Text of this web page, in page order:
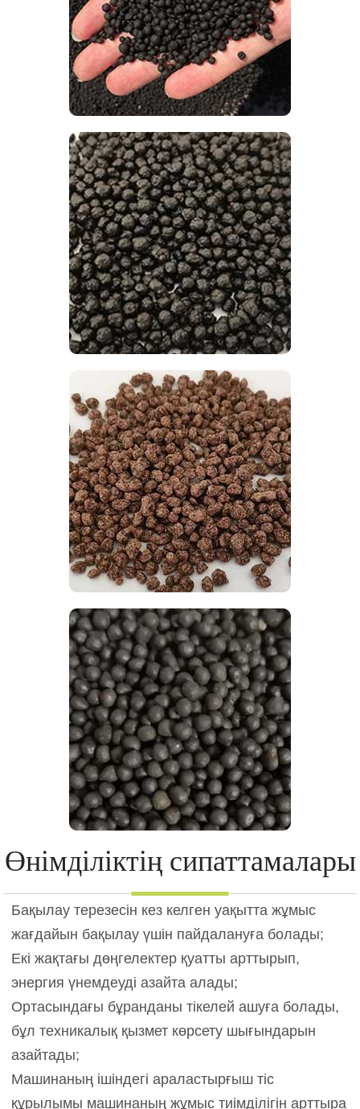
Өнімділіктің сипаттамалары
Бақылау терезесін кез келген уақытта жұмыс
жағдайын бақылау үшін пайдалануға болады;
Екі жақтағы дөңгелектер қуатты арттырып,
энергия үнемдеуді азайта алады;
Ортасындағы бұранданы тікелей ашуға болады,
бұл техникалық қызмет көрсету шығындарын
азайтады;
Машинаның ішіндегі араластырғыш тіс
құрылымы машинаның жұмыс тиімділігін арттыра